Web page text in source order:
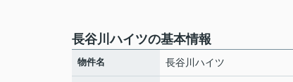
長谷川ハイツの基本情報
物件名 長谷川ハイツ